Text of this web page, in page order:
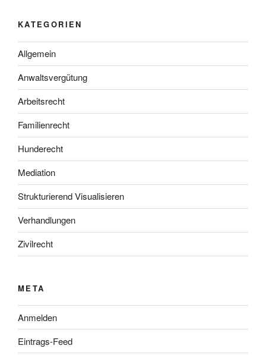
KATEGORIEN
Allgemein
Anwaltsvergütung
Arbeitsrecht
Familienrecht
Hunderecht
Mediation
Strukturierend Visualisieren
Verhandlungen
Zivilrecht
META
Anmelden
Eintrags-Feed